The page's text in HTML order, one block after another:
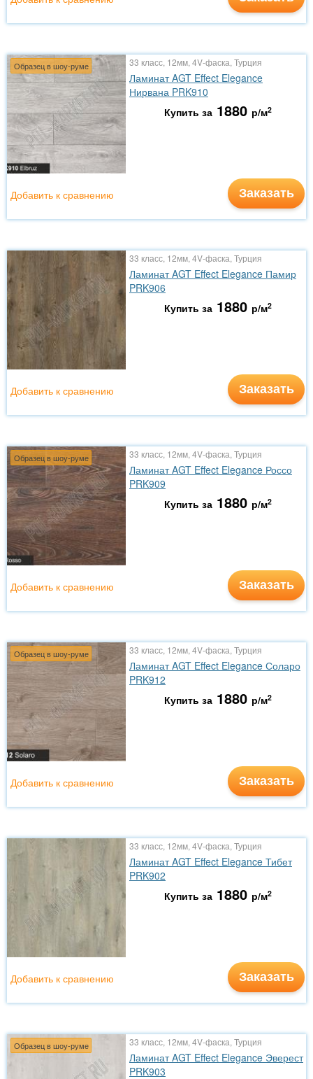
Образец в шоу-руме 33 класс, 12мм, 4V-фаска, Турция
Ламинат AGT Effect Elegance
Нирвана PRK910
Купить за 1880 р/м2
Заказать
Добавить к сравнению
33 класс, 12мм, 4V-фаска, Турция
Ламинат AGT Effect Elegance Памир
PRK906
Купить за 1880 р/м2
Заказать
Добавить к сравнению
Образец в шоу-руме 33 класс, 12мм, 4V-фаска, Турция
Ламинат AGT Effect Elegance Россо
PRK909
Купить за 1880 р/м2
Заказать
Добавить к сравнению
Образец в шоу-руме 33 класс, 12мм, 4V-фаска, Турция
Ламинат AGT Effect Elegance Соларо
PRK912
Купить за 1880 р/м2
Заказать
Добавить к сравнению
33 класс, 12мм, 4V-фаска, Турция
Ламинат AGT Effect Elegance Тибет
PRK902
Купить за 1880 р/м2
Заказать
Добавить к сравнению
Образец в шоу-руме 33 класс, 12мм, 4V-фаска, Турция
Ламинат AGT Effect Elegance Эверест
PRK903